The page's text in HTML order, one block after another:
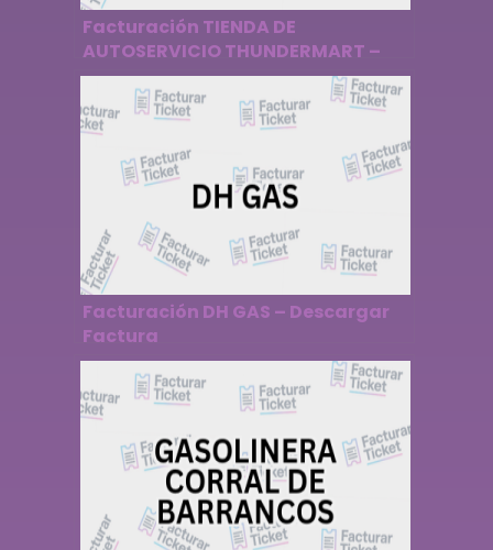
Facturación TIENDA DE
AUTOSERVICIO THUNDERMART –
Descargar Factura
Facturación DH GAS – Descargar
Factura